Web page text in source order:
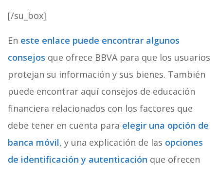
[/su_box]
En este enlace puede encontrar algunos
consejos que ofrece BBVA para que los usuarios
protejan su información y sus bienes. También
puede encontrar aquí consejos de educación
financiera relacionados con los factores que
debe tener en cuenta para elegir una opción de
banca móvil, y una explicación de las opciones
de identificación y autenticación que ofrecen